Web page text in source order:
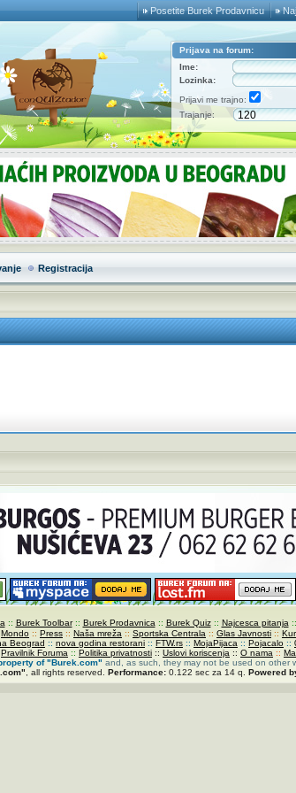
Posetite Burek Prodavnicu
Prijava na forum:
Ime:
Lozinka:
Prijavi me trajno:
Trajanje:
Registracija
:: Burek Toolbar:: Burek Prodavnica :: Burek Quiz:: Najcesca pitanja ::
Mondo :: Press :: Naša mreža :: Sportska Centrala :: Glas Javnosti ::
Beograd :: nova godina restorani :: FTW.rs :: MojaPijaca :: Pojacalo ::
Pravilnik Foruma :: Politika privatnosti :: Uslovi koriscenja :: O nama ::
of"Burek.com" and, as such, they may not be used on other
, all rights reserved. Performance: 0.122 sec za 14 q. Powered